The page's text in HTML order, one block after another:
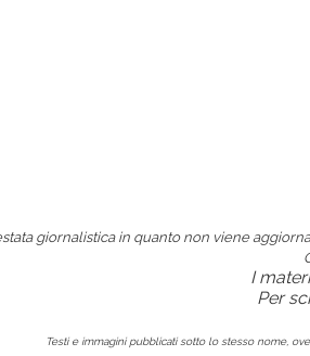
giornalistica in quanto non viene
I
Per
Testi e immagini pubblicati sotto lo stesso nome,